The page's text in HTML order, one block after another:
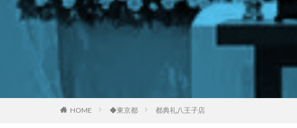
HOME ◆東京都 都典礼八王子店